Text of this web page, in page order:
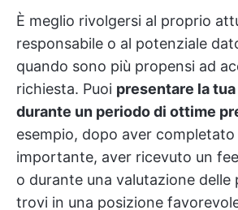
È meglio rivolgersi al proprio
responsabile o al potenziale
quando sono più propensi ad
richiesta. Puoi presentare la
durante un periodo di ottime
esempio, dopo aver
importante, aver ricevuto un
o durante una valutazione delle
trovi in una posizione